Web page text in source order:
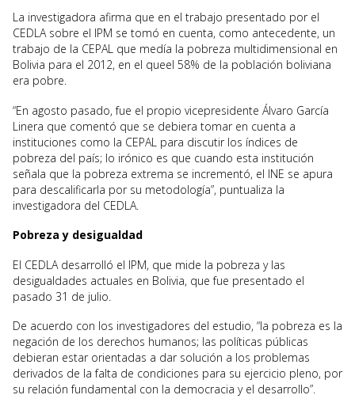
La investigadora afirma que en el trabajo presentado por el
CEDLA sobre el IPM se tomó en cuenta, como antecedente, un
trabajo de la CEPAL que medía la pobreza multidimensional en
Bolivia para el 2012, en el queel 58% de la población boliviana
era pobre.
“En agosto pasado, fue el propio vicepresidente Álvaro García
Linera que comentó que se debiera tomar en cuenta a
instituciones como la CEPAL para discutir los índices de
pobreza del país; lo irónico es que cuando esta institución
señala que la pobreza extrema se incrementó, el INE se apura
para descalificarla por su metodología”, puntualiza la
investigadora del CEDLA.
Pobreza y desigualdad
El CEDLA desarrolló el IPM, que mide la pobreza y las
desigualdades actuales en Bolivia, que fue presentado el
pasado 31 de julio.
De acuerdo con los investigadores del estudio, “la pobreza es la
negación de los derechos humanos; las políticas públicas
debieran estar orientadas a dar solución a los problemas
derivados de la falta de condiciones para su ejercicio pleno, por
su relación fundamental con la democracia y el desarrollo”.